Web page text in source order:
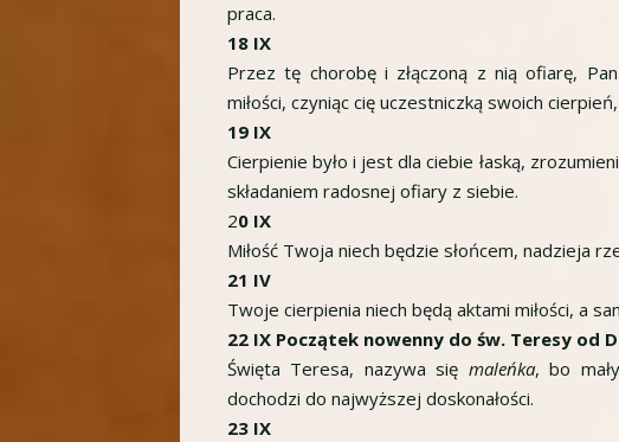
praca.
18 IX
Przez tę chorobę i złączoną z nią ofiarę,
miłości, czyniąc cię uczestniczką swoich
19 IX
Cierpienie było i jest dla ciebie łaską,
składaniem radosnej ofiary z siebie.
20 IX
Miłość Twoja niech będzie słońcem, nadzieja
21 IV
Twoje cierpienia niech będą aktami miłości, a
22 IX Początek nowenny do św. Teresy od
Święta Teresa, nazywa się maleńka, bo
dochodzi do najwyższej doskonałości.
23 IX